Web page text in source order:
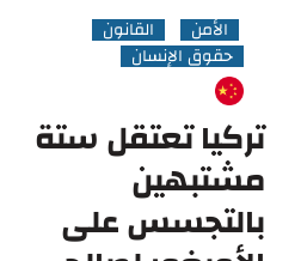
الأمن
القانون
حقوق الإنسان
تركيا تعتقل ستة
مشتبهين
بالتجسس على